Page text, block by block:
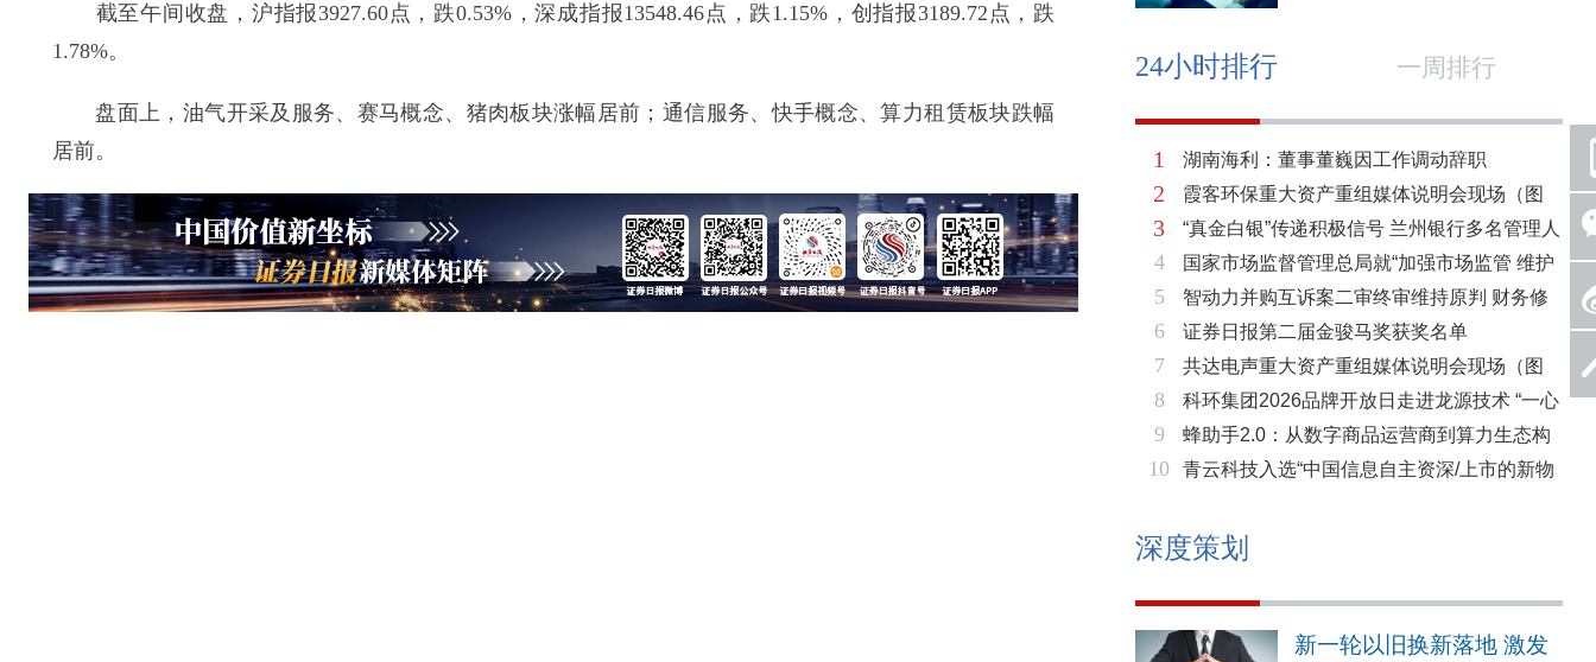
截至午间收盘，沪指报3927.60点，跌0.53%，深成指报13548.46点，跌1.15%，创指报3189.72点，跌
1.78%。
盘面上，油气开采及服务、赛马概念、猪肉板块涨幅居前；通信服务、快手概念、算力租赁板块跌幅
居前。
24小时排行 一周排行
1
2
3
4
5
6
7
8
9
10
湖南海利：董事董巍因工作调动辞职
霞客环保重大资产重组媒体说明会现场（图
片）
“真金白银”传递积极信号 兰州银行多名管理人
员拟增持公司股份不低于600万元
国家市场监督管理总局就“加强市场监管 维护
市场秩序”答记者问
智动力并购互诉案二审终审维持原判 财务修
复与估值空间同步打开
证券日报第二届金骏马奖获奖名单
共达电声重大资产重组媒体说明会现场（图
片）
科环集团2026品牌开放日走进龙源技术 “一心
两脉”赋能火电绿色低碳转型
蜂助手2.0：从数字商品运营商到算力生态构
建者的跃迁
青云科技入选“中国信息自主资深/上市的新物
深度策划
新一轮以旧换新落地 激发